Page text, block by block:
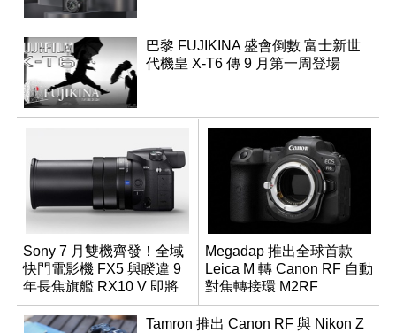
巴黎 FUJIKINA 盛會倒數 富士新世
代機皇 X-T6 傳 9 月第一周登場
Sony 7 月雙機齊發！全域
快門電影機 FX5 與睽違 9
年長焦旗艦 RX10 V 即將
登場
Megadap 推出全球首款
Leica M 轉 Canon RF 自動
對焦轉接環 M2RF
Tamron 推出 Canon RF 與 Nikon Z